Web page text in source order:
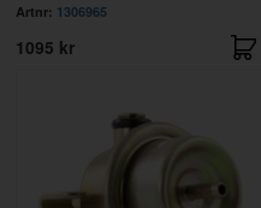
Artnr: 1306965
1095 kr